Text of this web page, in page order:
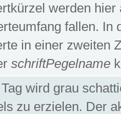
werden
fallen. In
in einer zweiten
schriftPegelname
wird grau
zu erzielen. Der